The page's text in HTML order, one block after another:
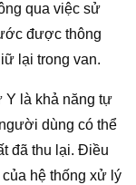
qua việc sử
được thông
lại trong van.
Y là khả năng tự
dùng có thể
đã thu lại. Điều
hệ thống xử lý